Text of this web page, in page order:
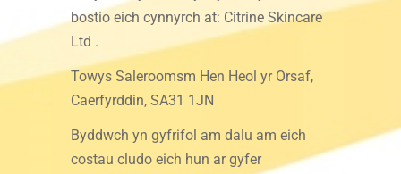
bostio eich cynnyrch at: Citrine Skincare
Ltd .
Towys Saleroomsm Hen Heol yr Orsaf,
Caerfyrddin, SA31 1JN
Byddwch yn gyfrifol am dalu am eich
costau cludo eich hun ar gyfer